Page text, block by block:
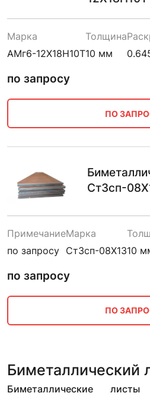
Марка
АМг6-12Х18Н10Т
Толщина
10 мм
по запросу
ПО
Ст3сп-
Примечание
по запросу
Марка
Ст3сп-08Х1310
по запросу
ПО
Биметаллический
Биметаллические